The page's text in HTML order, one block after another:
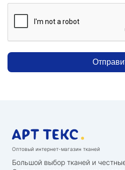
Оптовый интернет-магазин тканей
Большой выбор тканей и